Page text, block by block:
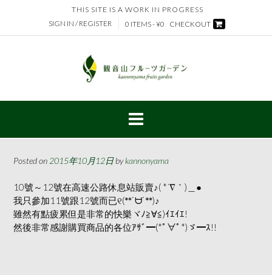
content
THIS SITE IS A WORK IN PROGRESS
SIGN IN / REGISTER
0 ITEMS - ¥0 CHECKOUT
Posted on 2015年10月12日bykannonyama
10號～12號在高速公路休息站販賣♪( *´∇｀)＿●
我只參加11號跟12號而已୧(ᕯ˙ᗨ˙ᕯ)♪
雖然有點疲累但是非常的快樂ヾﾉ≧∀≦)ｲｴｲｴ!
然後非常感謝購買商品的各位ｱｻﾞ━(*ﾟ∀ﾟ*)ゞ━ｽ!!